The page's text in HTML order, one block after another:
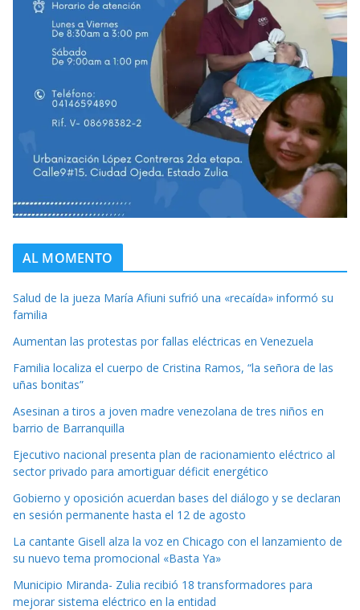
AL MOMENTO
Salud de la jueza María Afiuni sufrió una «recaída» informó su
familia
Aumentan las protestas por fallas eléctricas en Venezuela
Familia localiza el cuerpo de Cristina Ramos, “la señora de las
uñas bonitas”
Asesinan a tiros a joven madre venezolana de tres niños en
barrio de Barranquilla
Ejecutivo nacional presenta plan de racionamiento eléctrico al
sector privado para amortiguar déficit energético
Gobierno y oposición acuerdan bases del diálogo y se declaran
en sesión permanente hasta el 12 de agosto
La cantante Gisell alza la voz en Chicago con el lanzamiento de
su nuevo tema promocional «Basta Ya»
Municipio Miranda- Zulia recibió 18 transformadores para
mejorar sistema eléctrico en la entidad